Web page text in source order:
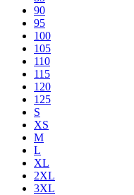
90
95
100
105
110
115
120
125
S
XS
M
L
XL
2XL
3XL